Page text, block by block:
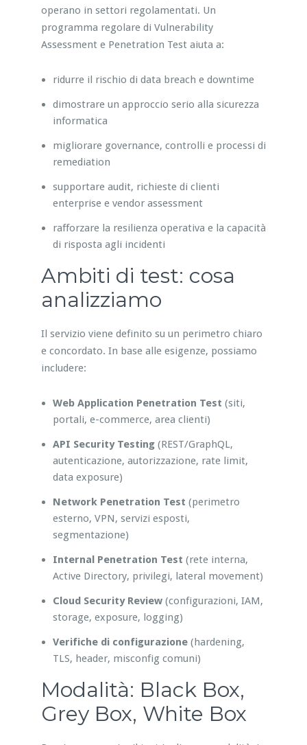
operano in settori regolamentati. Un
programma regolare di Vulnerability
Assessment e Penetration Test aiuta a:
ridurre il rischio di data breach e downtime
dimostrare un approccio serio alla sicurezza
informatica
migliorare governance, controlli e processi di
remediation
supportare audit, richieste di clienti
enterprise e vendor assessment
rafforzare la resilienza operativa e la capacità
di risposta agli incidenti
Ambiti di test: cosa
analizziamo
Il servizio viene definito su un perimetro chiaro
e concordato. In base alle esigenze, possiamo
includere:
Web Application Penetration Test (siti,
portali, e-commerce, area clienti)
API Security Testing(REST/GraphQL,
autenticazione, autorizzazione, rate limit,
data exposure)
Network Penetration Test (perimetro
esterno, VPN, servizi esposti,
segmentazione)
Internal Penetration Test (rete interna,
Active Directory, privilegi, lateral movement)
Cloud Security Review(configurazioni, IAM,
storage, exposure, logging)
Verifiche di configurazione(hardening,
TLS, header, misconfig comuni)
Modalità: Black Box,
Grey Box, White Box